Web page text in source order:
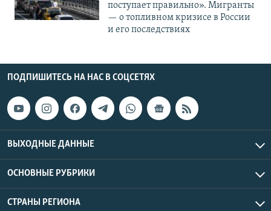
поступает правильно». Мигранты
— о топливном кризисе в России
и его последствиях
ПОДПИШИТЕСЬ НА НАС В СОЦСЕТЯХ
ВЫХОДНЫЕ ДАННЫЕ
ОСНОВНЫЕ РУБРИКИ
СТРАНЫ РЕГИОНА